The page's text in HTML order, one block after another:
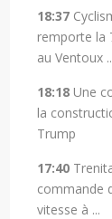
18:37
remporte la
au Ventoux
18:18 Une
la
Trump
17:40
commande
vitesse à ...